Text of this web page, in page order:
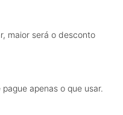
maior será o desconto
apenas o que usar.